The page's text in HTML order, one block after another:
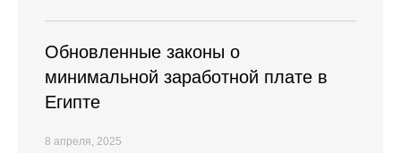
Обновленные законы о
минимальной заработной плате в
Египте
8 апреля, 2025